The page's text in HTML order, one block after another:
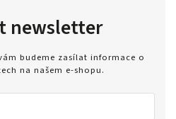
newsletter
budeme zasílat informace o
na našem e-shopu.